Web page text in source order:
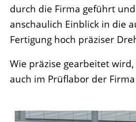
durch die Firma geführt
anschaulich Einblick in die
Fertigung hoch präziser
Wie präzise gearbeitet
auch im Prüflabor der